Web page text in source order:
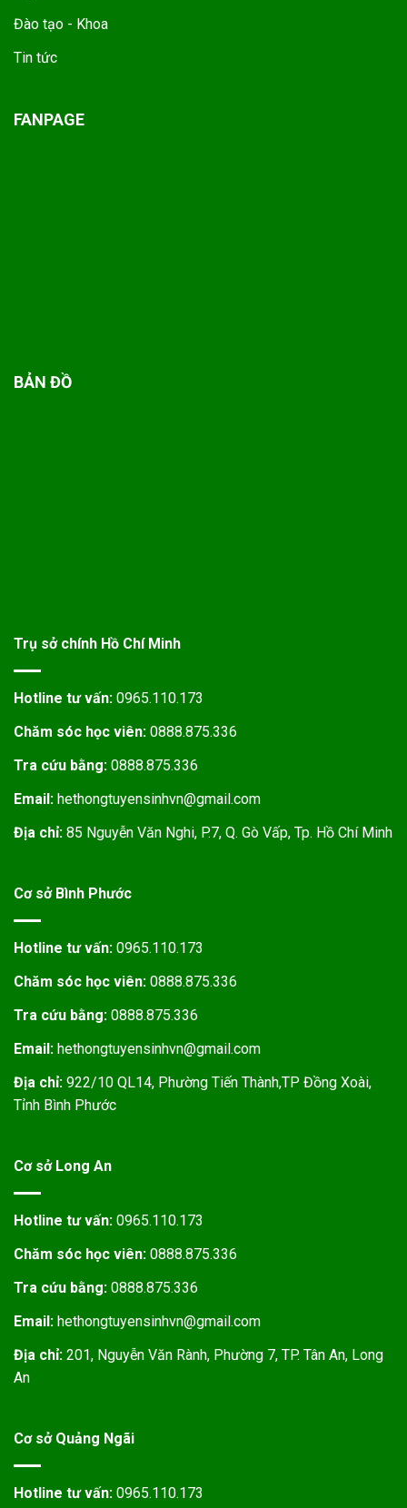
Đào tạo - Khoa
Tin tức
FANPAGE
BẢN ĐỒ
Trụ sở chính Hồ Chí Minh
Hotline tư vấn: 0965.110.173
Chăm sóc học viên: 0888.875.336
Tra cứu bằng: 0888.875.336
Email: hethongtuyensinhvn@gmail.com
Địa chỉ: 85 Nguyễn Văn Nghi, P.7, Q. Gò Vấp, Tp. Hồ Chí Minh
Cơ sở Bình Phước
Hotline tư vấn: 0965.110.173
Chăm sóc học viên: 0888.875.336
Tra cứu bằng: 0888.875.336
Email: hethongtuyensinhvn@gmail.com
Địa chỉ: 922/10 QL14, Phường Tiến Thành,TP Đồng Xoài,
Tỉnh Bình Phước
Cơ sở Long An
Hotline tư vấn: 0965.110.173
Chăm sóc học viên: 0888.875.336
Tra cứu bằng: 0888.875.336
Email: hethongtuyensinhvn@gmail.com
Địa chỉ: 201, Nguyễn Văn Rành, Phường 7, TP. Tân An, Long
An
Cơ sở Quảng Ngãi
Hotline tư vấn: 0965.110.173